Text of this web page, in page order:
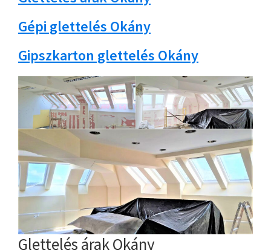
Gépi glettelés Okány
Gipszkarton glettelés Okány
Glettelés árak Okány